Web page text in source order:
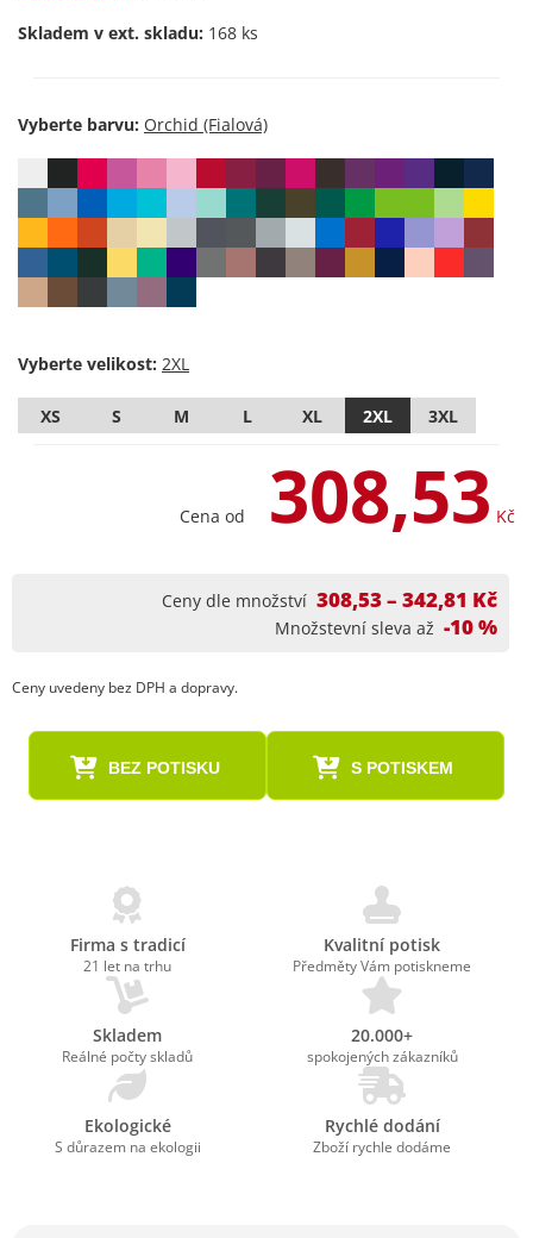
Skladem v ext. skladu: 168 ks
Vyberte barvu:
Vyberte velikost:
XS S M L XL 2XL 3XL
Cena od 308,53 Kč
Ceny dle množství 308,53 – 342,81 Kč
Množstevní sleva až -10 %
Ceny uvedeny bez DPH a dopravy.
BEZ POTISKU S POTISKEM
Firma s tradicí
21 let na trhu
Kvalitní potisk
Předměty Vám potiskneme
Skladem
Reálné počty skladů
20.000+
spokojených zákazníků
Ekologické
S důrazem na ekologii
Rychlé dodání
Zboží rychle dodáme